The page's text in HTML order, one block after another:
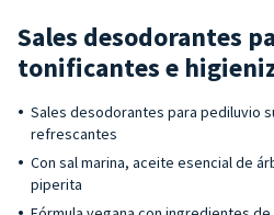
Sales desodorantes
tonificantes e
Sales desodorantes para pediluvio
refrescantes
Con sal marina, aceite esencial de
piperita